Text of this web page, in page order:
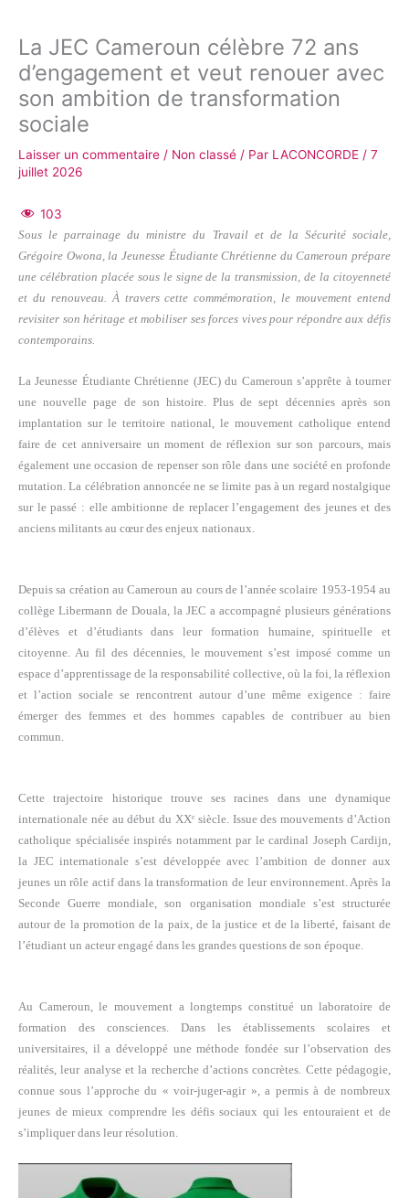
La JEC Cameroun célèbre 72 ans
d’engagement et veut renouer avec
son ambition de transformation
sociale
Laisser un commentaire / Non classé / Par LACONCORDE / 7
juillet 2026
103
Sous le parrainage du ministre du Travail et de la Sécurité sociale,
Grégoire Owona, la Jeunesse Étudiante Chrétienne du Cameroun prépare
une célébration placée sous le signe de la transmission, de la citoyenneté
et du renouveau. À travers cette commémoration, le mouvement entend
revisiter son héritage et mobiliser ses forces vives pour répondre aux défis
contemporains.
La Jeunesse Étudiante Chrétienne (JEC) du Cameroun s’apprête à tourner
une nouvelle page de son histoire. Plus de sept décennies après son
implantation sur le territoire national, le mouvement catholique entend
faire de cet anniversaire un moment de réflexion sur son parcours, mais
également une occasion de repenser son rôle dans une société en profonde
mutation. La célébration annoncée ne se limite pas à un regard nostalgique
sur le passé : elle ambitionne de replacer l’engagement des jeunes et des
anciens militants au cœur des enjeux nationaux.
Depuis sa création au Cameroun au cours de l’année scolaire 1953-1954 au
collège Libermann de Douala, la JEC a accompagné plusieurs générations
d’élèves et d’étudiants dans leur formation humaine, spirituelle et
citoyenne. Au fil des décennies, le mouvement s’est imposé comme un
espace d’apprentissage de la responsabilité collective, où la foi, la réflexion
et l’action sociale se rencontrent autour d’une même exigence : faire
émerger des femmes et des hommes capables de contribuer au bien
commun.
Cette trajectoire historique trouve ses racines dans une dynamique
internationale née au début du XXᵉ siècle. Issue des mouvements d’Action
catholique spécialisée inspirés notamment par le cardinal Joseph Cardijn,
la JEC internationale s’est développée avec l’ambition de donner aux
jeunes un rôle actif dans la transformation de leur environnement. Après la
Seconde Guerre mondiale, son organisation mondiale s’est structurée
autour de la promotion de la paix, de la justice et de la liberté, faisant de
l’étudiant un acteur engagé dans les grandes questions de son époque.
Au Cameroun, le mouvement a longtemps constitué un laboratoire de
formation des consciences. Dans les établissements scolaires et
universitaires, il a développé une méthode fondée sur l’observation des
réalités, leur analyse et la recherche d’actions concrètes. Cette pédagogie,
connue sous l’approche du « voir-juger-agir », a permis à de nombreux
jeunes de mieux comprendre les défis sociaux qui les entouraient et de
s’impliquer dans leur résolution.